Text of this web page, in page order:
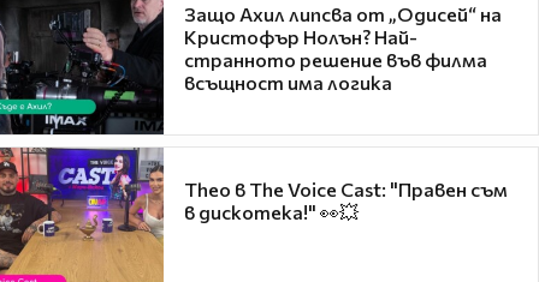
Защо Ахил липсва от „Одисей“ на
Кристофър Нолън? Най-
странното решение във филма
всъщност има логика
Theo в The Voice Cast: "Правен съм
в дискотека!" 👀💥